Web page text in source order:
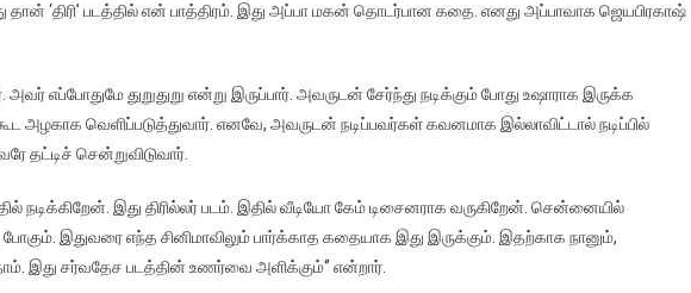
தான் ‘திரி’ படத்தில் என் பாத்திரம். இது அப்பா மகன் தொடர்பான கதை. எனது அப்பாவாக ஜெயபிரகாஷ்
அவர் எப்போதுமே துறுதுறு என்று இருப்பார். அவருடன் சேர்ந்து நடிக்கும் போது உஷாராக இருக்க
வெளிப்படுத்துவார். எனவே, அவருடன் நடிப்பவர்கள் கவனமாக இல்லாவிட்டால் நடிப்பில்
தட்டிச் சென்றுவிடுவார்.
நடிக்கிறேன். இது திரில்லர் படம். இதில் வீடியோ கேம் டிசைனராக வருகிறேன். சென்னையில்
இதுவரை எந்த சினிமாவிலும் பார்க்காத கதையாக இது இருக்கும். இதற்காக நானும்,
இது சர்வதேச படத்தின் உணர்வை அளிக்கும்‘’ என்றார்.